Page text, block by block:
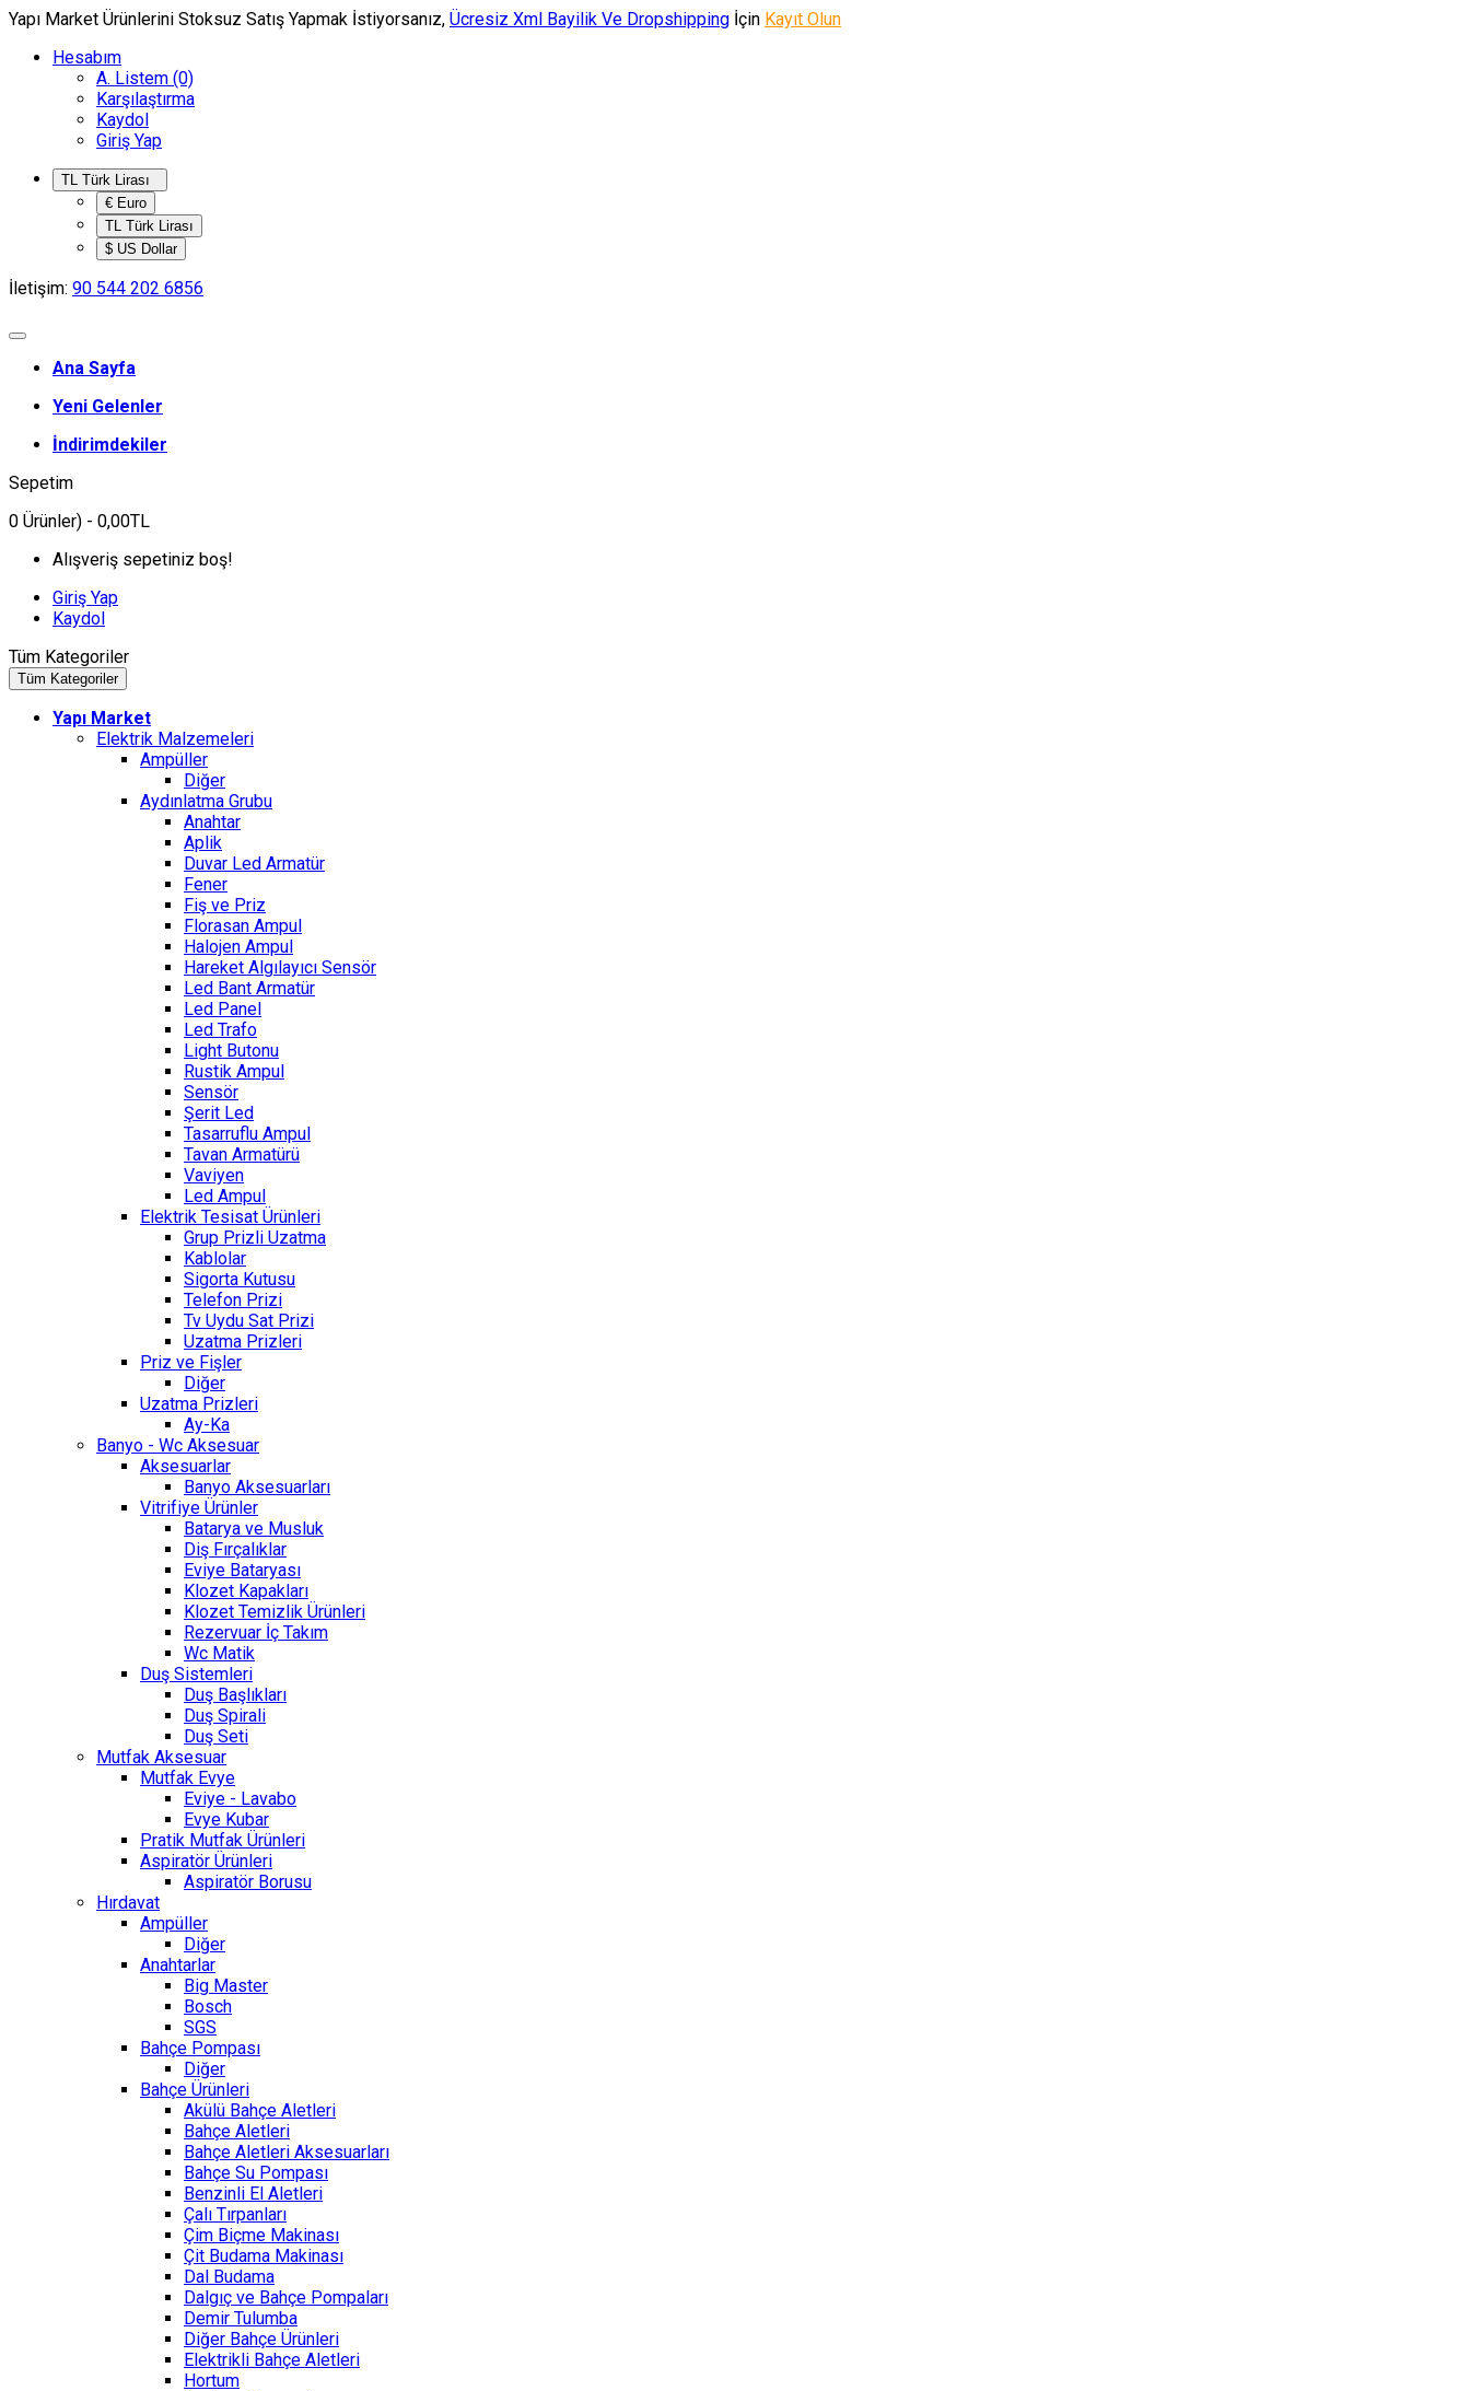
Yapı Market Ürünlerini Stoksuz Satış Yapmak İstiyorsanız, Ücresiz Xml Bayilik Ve Dropshipping İçin Kayıt Olun
Hesabım
A. Listem (0)
Karşılaştırma
Kaydol
Giriş Yap
€ Euro
TL Türk Lirası
$ US Dollar
İletişim: 90 544 202 6856
Ana Sayfa
Yeni Gelenler
İndirimdekiler
Sepetim
0 Ürünler) - 0,00TL
Alışveriş sepetiniz boş!
Giriş Yap
Kaydol
Tüm Kategoriler
Tüm Kategoriler
Yapı Market
Elektrik Malzemeleri
Ampüller
Diğer
Aydınlatma Grubu
Anahtar
Aplik
Duvar Led Armatür
Fener
Fiş ve Priz
Florasan Ampul
Halojen Ampul
Hareket Algılayıcı Sensör
Led Bant Armatür
Led Panel
Led Trafo
Light Butonu
Rustik Ampul
Sensör
Şerit Led
Tasarruflu Ampul
Tavan Armatürü
Vaviyen
Led Ampul
Elektrik Tesisat Ürünleri
Grup Prizli Uzatma
Kablolar
Sigorta Kutusu
Telefon Prizi
Tv Uydu Sat Prizi
Uzatma Prizleri
Priz ve Fişler
Diğer
Uzatma Prizleri
Ay-Ka
Banyo - Wc Aksesuar
Aksesuarlar
Banyo Aksesuarları
Vitrifiye Ürünler
Batarya ve Musluk
Diş Fırçalıklar
Eviye Bataryası
Klozet Kapakları
Klozet Temizlik Ürünleri
Rezervuar İç Takım
Wc Matik
Duş Sistemleri
Duş Başlıkları
Duş Spirali
Duş Seti
Mutfak Aksesuar
Mutfak Evye
Eviye - Lavabo
Evye Kubar
Pratik Mutfak Ürünleri
Aspiratör Ürünleri
Aspiratör Borusu
Hırdavat
Ampüller
Diğer
Anahtarlar
Big Master
Bosch
SGS
Bahçe Pompası
Diğer
Bahçe Ürünleri
Akülü Bahçe Aletleri
Bahçe Aletleri
Bahçe Aletleri Aksesuarları
Bahçe Su Pompası
Benzinli El Aletleri
Çalı Tırpanları
Çim Biçme Makinası
Çit Budama Makinası
Dal Budama
Dalgıç ve Bahçe Pompaları
Demir Tulumba
Diğer Bahçe Ürünleri
Elektrikli Bahçe Aletleri
Hortum